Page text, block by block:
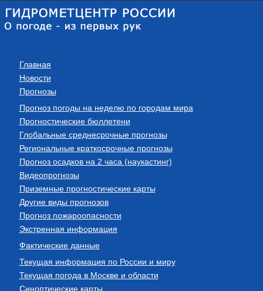
Главная
Новости
Прогнозы
Прогноз погоды на неделю по городам мира
Прогностические бюллетени
Глобальные среднесрочные прогнозы
Региональные краткосрочные прогнозы
Прогноз осадков на 2 часа (наукастинг)
Видеопрогнозы
Приземные прогностические карты
Другие виды прогнозов
Прогноз пожароопасности
Экстренная информация
Фактические данные
Текущая информация по России и миру
Текущая погода в Москве и области
Синоптические карты